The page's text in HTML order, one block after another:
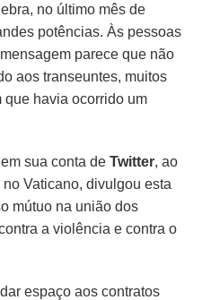
no último mês de
potências. Às pessoas
parece que não
aos transeuntes, muitos
havia ocorrido um
sua conta deTwitter, ao
Vaticano, divulgou esta
mútuo na união dos
a violência e contra o
espaço aos contratos